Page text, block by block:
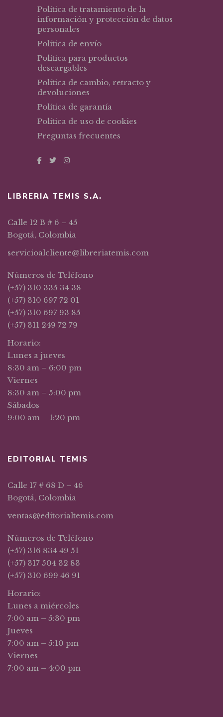
Política de tratamiento de la
información y protección de datos
personales
Política de envío
Política para productos
descargables
Política de cambio, retracto y
devoluciones
Política de garantía
Política de uso de cookies
Preguntas frecuentes
LIBRERIA TEMIS S.A.
Calle 12 B # 6 – 45
Bogotá, Colombia
servicioalcliente@libreriatemis.com
Números de Teléfono
(+57) 310 335 34 38
(+57) 310 697 72 01
(+57) 310 697 93 85
(+57) 311 249 72 79
Horario:
Lunes a jueves
8:30 am – 6:00 pm
Viernes
8:30 am – 5:00 pm
Sábados
9:00 am – 1:20 pm
EDITORIAL TEMIS
Calle 17 # 68 D – 46
Bogotá, Colombia
ventas@editorialtemis.com
Números de Teléfono
(+57) 316 834 49 51
(+57) 317 504 32 83
(+57) 310 699 46 91
Horario:
Lunes a miércoles
7:00 am – 5:30 pm
Jueves
7:00 am – 5:10 pm
Viernes
7:00 am – 4:00 pm